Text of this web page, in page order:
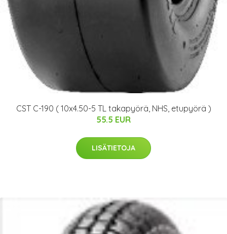
CST C-190 ( 10x4.50-5 TL takapyörä, NHS, etupyörä )
55.5 EUR
LISÄTIETOJA